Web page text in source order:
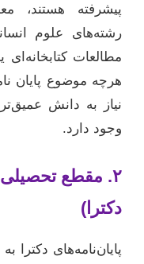
پیشرفته هستند،
رشته‌های علوم
مطالعات
هرچه موضوع پایان
نیاز به دانش
وجود دارد.
۲. مقطع
دکترا)
پایان‌نامه‌های دکترا